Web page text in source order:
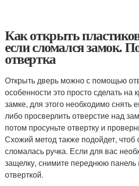
Как открыть
если сломался замок.
отвертка
Открыть дверь можно с помощью
особенности это просто сделать на
замке, для этого необходимо снять
либо просверлить отверстие над
потом просуньте отвертку и
Схожий метод также подойдет, чтоб
сломалась ручка. Если для вас
защелку, снимите переднюю
отверткой.